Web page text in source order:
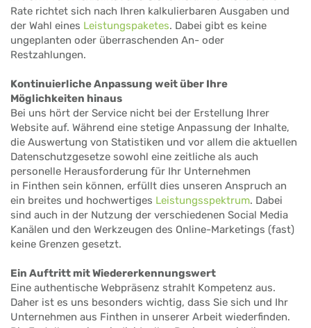
Rate richtet sich nach Ihren kalkulierbaren Ausgaben und
der Wahl eines Leistungspaketes. Dabei gibt es keine
ungeplanten oder überraschenden An- oder
Restzahlungen.
Kontinuierliche Anpassung weit über Ihre
Möglichkeiten hinaus
Bei uns hört der Service nicht bei der Erstellung Ihrer
Website auf. Während eine stetige Anpassung der Inhalte,
die Auswertung von Statistiken und vor allem die aktuellen
Datenschutzgesetze sowohl eine zeitliche als auch
personelle Herausforderung für Ihr Unternehmen
in Finthen sein können, erfüllt dies unseren Anspruch an
ein breites und hochwertiges Leistungsspektrum. Dabei
sind auch in der Nutzung der verschiedenen Social Media
Kanälen und den Werkzeugen des Online-Marketings (fast)
keine Grenzen gesetzt.
Ein Auftritt mit Wiedererkennungswert
Eine authentische Webpräsenz strahlt Kompetenz aus.
Daher ist es uns besonders wichtig, dass Sie sich und Ihr
Unternehmen aus Finthen in unserer Arbeit wiederfinden.